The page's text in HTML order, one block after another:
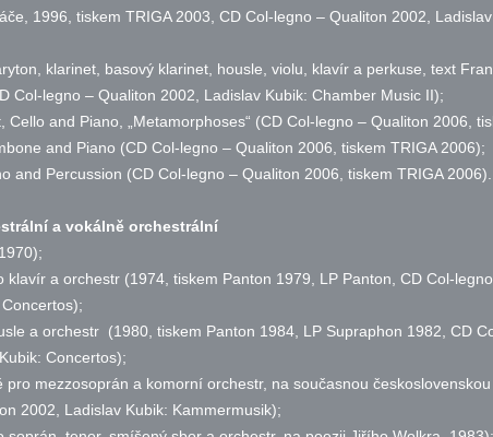
1996, tiskem TRIGA 2003, CD Col-legno – Qualiton 2002,
klarinet, basový klarinet, housle, violu, klavír a perkuse, text
Col-legno – Qualiton 2002, Ladislav Kubik: Chamber Music II);
Cello and Piano, „Metamorphoses“ (CD Col-legno – Qualiton 2006,
and Piano (CD Col-legno – Qualiton 2006, tiskem TRIGA 2006);
and Percussion (CD Col-legno – Qualiton 2006, tiskem TRIGA 2006).
a vokálně orchestrální
klavír a orchestr (1974, tiskem Panton 1979, LP Panton, CD Col-
a orchestr (1980, tiskem Panton 1984, LP Supraphon 1982, CD
Concertos);
pro mezzosoprán a komorní orchestr, na současnou
2002, Ladislav Kubik: Kammermusik);